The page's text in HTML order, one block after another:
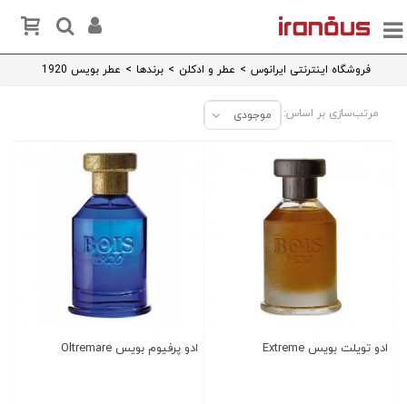
فروشگاه اینترنتی ایرانوس > عطر و ادکلن > برندها > عطر بویس 1920
مرتب‌سازی بر اساس: موجودی
ادو تویلت بویس Extreme ادو پرفیوم بویس Oltremare